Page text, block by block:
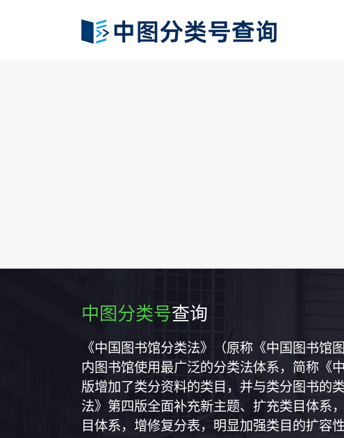
中图分类号查询
《中国图书馆分类法》（原称《中国图书
内图书馆使用最广泛的分类法体系，简称《
版增加了类分资料的类目，并与类分图书的
法》第四版全面补充新主题、扩充类目体系
目体系，增修复分表，明显加强类目的扩容